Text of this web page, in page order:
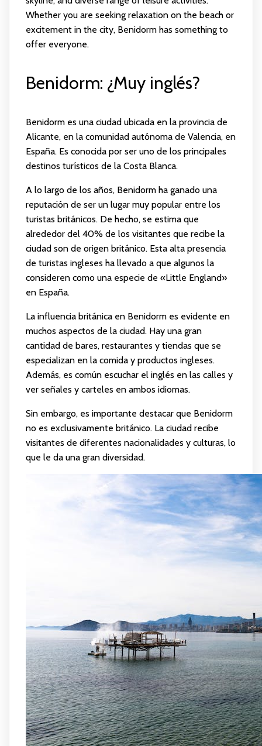
Whether you are seeking relaxation on the beach or
excitement in the city, Benidorm has something to
offer everyone.
Benidorm: ¿Muy inglés?
Benidorm es una ciudad ubicada en la provincia de
Alicante, en la comunidad autónoma de Valencia, en
España. Es conocida por ser uno de los principales
destinos turísticos de la Costa Blanca.
A lo largo de los años, Benidorm ha ganado una
reputación de ser un lugar muy popular entre los
turistas británicos. De hecho, se estima que
alrededor del 40% de los visitantes que recibe la
ciudad son de origen británico. Esta alta presencia
de turistas ingleses ha llevado a que algunos la
consideren como una especie de «Little England»
en España.
La influencia británica en Benidorm es evidente en
muchos aspectos de la ciudad. Hay una gran
cantidad de bares, restaurantes y tiendas que se
especializan en la comida y productos ingleses.
Además, es común escuchar el inglés en las calles y
ver señales y carteles en ambos idiomas.
Sin embargo, es importante destacar que Benidorm
no es exclusivamente británico. La ciudad recibe
visitantes de diferentes nacionalidades y culturas, lo
que le da una gran diversidad.